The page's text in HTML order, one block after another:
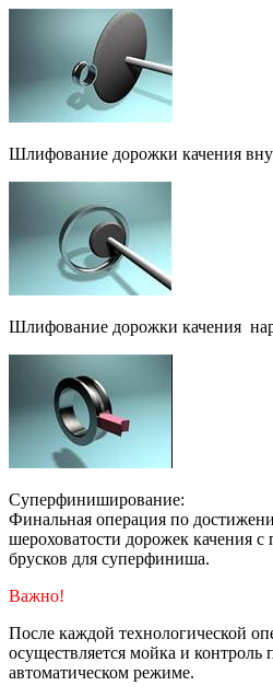
Шлифование дорожки качения
Шлифование дорожки качения
Суперфиниширование:
Финальная операция по
шероховатости дорожек качения
брусков для суперфиниша.
Важно!
После каждой технологической
осуществляется мойка и контроль
автоматическом режиме.